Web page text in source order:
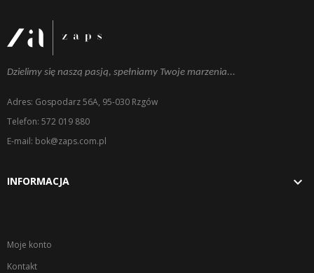
Dzielimy się naszą pasją, spełniamy Twoje marzenia...
Adres: Gospodarz 56A, 95-030 Rzgów
Telefon: 572 019 880
E-mail: bok@zaps.com.pl
INFORMACJA 
Moje konto
Kontakt